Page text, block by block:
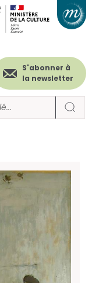
S'abonner à
la newsletter